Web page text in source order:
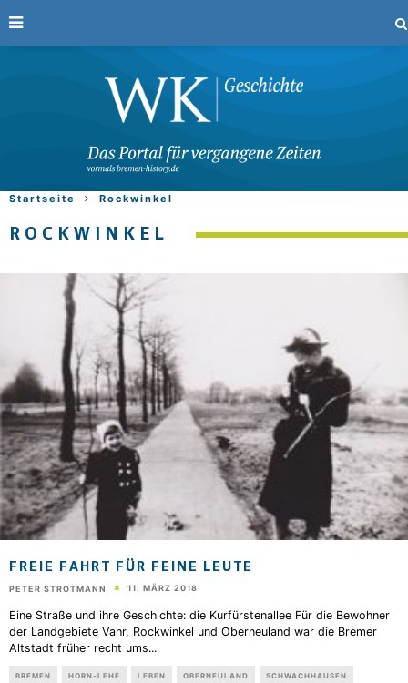
Startseite Rockwinkel
ROCKWINKEL
FREIE FAHRT FÜR FEINE LEUTE
PETER STROTMANN 11. MÄRZ 2018
Eine Straße und ihre Geschichte: die Kurfürstenallee Für die Bewohner
der Landgebiete Vahr, Rockwinkel und Oberneuland war die Bremer
Altstadt früher recht ums...
BREMEN HORN-LEHE LEBEN OBERNEULAND SCHWACHHAUSEN